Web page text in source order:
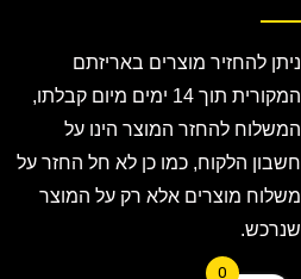
ניתן להחזיר מוצרים באריזתם
המקורית תוך 14 ימים מיום קבלתו,
המשלוח להחזר המוצר הינו על
חשבון הלקוח, כמו כן לא חל החזר על
משלוח מוצרים אלא רק על המוצר
שנרכש.
0